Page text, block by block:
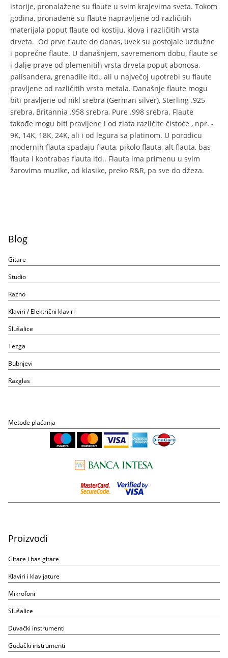
istorije, pronalažene su flaute u svim krajevima sveta. Tokom
godina, pronađene su flaute napravljene od različitih
materijala poput flaute od kostiju, klova i različitih vrsta
drveta. Od prve flaute do danas, uvek su postojale uzdužne
i poprečne flaute. U današnjem, savremenom dobu, flaute se
i dalje prave od plemenitih vrsta drveta poput abonosa,
palisandera, grenadile itd., ali u najvećoj upotrebi su flaute
pravljene od različitih vrsta metala. Današnje flaute mogu
biti pravljene od nikl srebra (German silver), Sterling .925
srebra, Britannia .958 srebra, Pure .998 srebra. Flaute
takođe mogu biti pravljene i od zlata različite čistoće , npr. -
9K, 14K, 18K, 24K, ali i od legura sa platinom. U porodicu
modernih flauta spadaju flauta, pikolo flauta, alt flauta, bas
flauta i kontrabas flauta itd.. Flauta ima primenu u svim
žarovima muzike, od klasike, preko R&R, pa sve do džeza.
Blog
Gitare
Studio
Razno
Klaviri / Električni klaviri
Slušalice
Tezga
Bubnjevi
Razglas
Metode plaćanja
Proizvodi
Gitare i bas gitare
Klaviri i klavijature
Mikrofoni
Slušalice
Duvački instrumenti
Gudački instrumenti